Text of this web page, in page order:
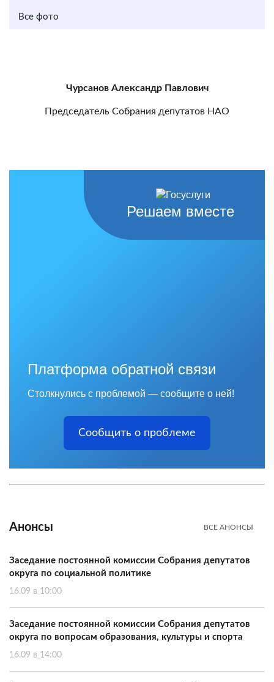
Все фото
Чурсанов Александр Павлович
Председатель Собрания депутатов НАО
Решаем вместе
Платформа обратной связи
Столкнулись с проблемой — сообщите о ней!
Сообщить о проблеме
Анонсы ВСЕ АНОНСЫ
Заседание постоянной комиссии Собрания депутатов
округа по социальной политике
16.09 в 10:00
Заседание постоянной комиссии Собрания депутатов
округа по вопросам образования, культуры и спорта
16.09 в 14:00